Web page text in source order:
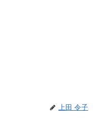
上田 令子